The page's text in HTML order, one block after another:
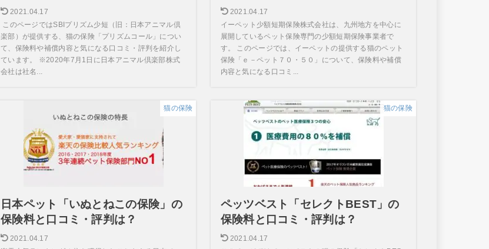
2021.04.17
このページではSBIプリズム少短（旧：日本アニマル倶
楽部）が提供する、猫の保険「プリズムコール」につい
て、保険料や補償内容と気になる口コミ・評判を紹介し
ています。 ※2020年7月1日に日本アニマル倶楽部株式
会社は社名...
2021.04.17
イーペット少額短期保険株式会社は、九州地方を中心に
展開しているペット保険専門の少額短期保険事業者で
す。 このページでは、イーペットの提供する猫のペット
保険「ｅ－ペット７０・５０」について、保険料や補償
内容と気になる口コミ...
猫の保険
日本ペット「いぬとねこの保険」の
保険料と口コミ・評判は？
2021.04.17
猫の保険
ペッツベスト「セレクトBEST」の
保険料と口コミ・評判は？
2021.04.17